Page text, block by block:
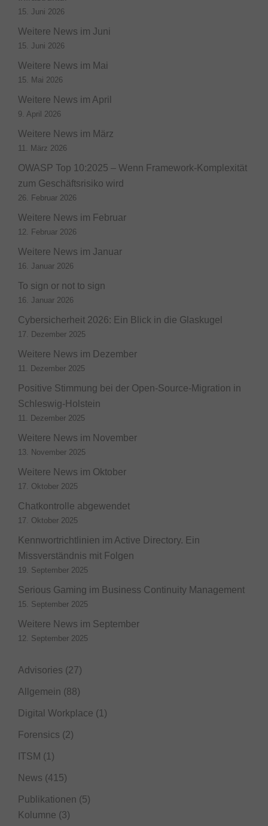
15. Juni 2026
Weitere News im Juni
15. Juni 2026
Weitere News im Mai
15. Mai 2026
Weitere News im April
9. April 2026
Weitere News im März
11. März 2026
OWASP Top 10:2025 – Wenn Framework-Komplexität
zum Geschäftsrisiko wird
26. Februar 2026
Weitere News im Februar
12. Februar 2026
Weitere News im Januar
16. Januar 2026
To sign or not to sign
16. Januar 2026
Cybersicherheit 2026: Ein Blick in die Glaskugel
17. Dezember 2025
Weitere News im Dezember
11. Dezember 2025
Positive Stimmung bei der Open-Source-Migration in
Schleswig-Holstein
11. Dezember 2025
Weitere News im November
13. November 2025
Weitere News im Oktober
17. Oktober 2025
Chatkontrolle abgewendet
17. Oktober 2025
Kennwortrichtlinien im Active Directory. Ein
Missverständnis mit Folgen
19. September 2025
Serious Gaming im Business Continuity Management
15. September 2025
Weitere News im September
12. September 2025
Advisories (27)
Allgemein (88)
Digital Workplace (1)
Forensics (2)
ITSM (1)
News (415)
Publikationen (5)
Kolumne (3)